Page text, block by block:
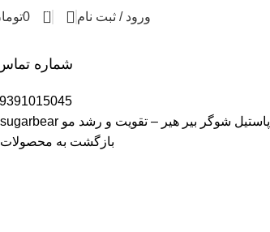
ورود / ثبت نام 0
0
شماره
پاستیل شوگر بیر هیر – تقویت و رشد مو sugarbear
بازگشت به محصولات